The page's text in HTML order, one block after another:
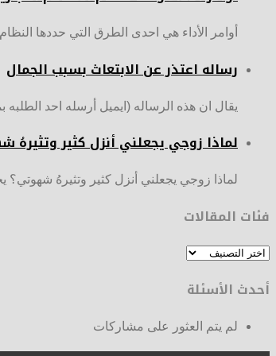
أوامر الأداء هي احدى الطرق التي حددها
رساله اعتذر عن الابتعاث بسبب الجمال
يقال ان هذه الرساله (ايميل أرسله احد الطلبه
لماذا زوجي يجعلني أنزل كثير وتثيرهُ
لماذا زوجي يجعلني أنزل كثير وتثيرهُ
فئات المقالات
فئات
أحدث الأسئلة
لم يتم العثور على مشاركات